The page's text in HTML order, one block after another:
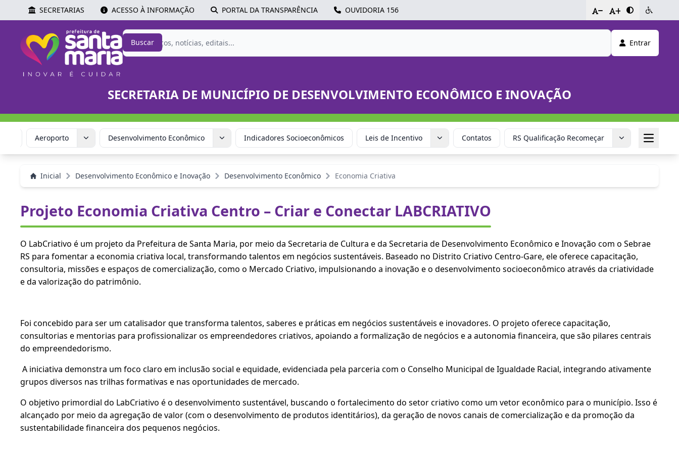
SECRETARIAS ACESSO À INFORMAÇÃO PORTAL DA TRANSPARÊNCIA OUVIDORIA 156 - +
Buscar Entrar
SECRETARIA DE MUNICÍPIO DE DESENVOLVIMENTO ECONÔMICO E INOVAÇÃO
Aeroporto Desenvolvimento Econômico Indicadores Socioeconômicos Leis de Incentivo Contatos RS Qualificação Recomeçar Sala do
Inicial Desenvolvimento Econômico e Inovação Desenvolvimento Econômico Economia Criativa
Projeto Economia Criativa Centro – Criar e Conectar LABCRIATIVO
O LabCriativo é um projeto da Prefeitura de Santa Maria, por meio da Secretaria de Cultura e da Secretaria de Desenvolvimento Econômico e Inovação com o Sebrae
RS para fomentar a economia criativa local, transformando talentos em negócios sustentáveis. Baseado no Distrito Criativo Centro-Gare, ele oferece capacitação,
consultoria, missões e espaços de comercialização, como o Mercado Criativo, impulsionando a inovação e o desenvolvimento socioeconômico através da criatividade
e da valorização do patrimônio.
Foi concebido para ser um catalisador que transforma talentos, saberes e práticas em negócios sustentáveis e inovadores. O projeto oferece capacitação,
consultorias e mentorias para profissionalizar os empreendedores criativos, apoiando a formalização de negócios e a autonomia financeira, que são pilares centrais
do empreendedorismo.
A iniciativa demonstra um foco claro em inclusão social e equidade, evidenciada pela parceria com o Conselho Municipal de Igualdade Racial, integrando ativamente
grupos diversos nas trilhas formativas e nas oportunidades de mercado.
O objetivo primordial do LabCriativo é o desenvolvimento sustentável, buscando o fortalecimento do setor criativo como um vetor econômico para o município. Isso é
alcançado por meio da agregação de valor (com o desenvolvimento de produtos identitários), da geração de novos canais de comercialização e da promoção da
sustentabilidade financeira dos pequenos negócios.